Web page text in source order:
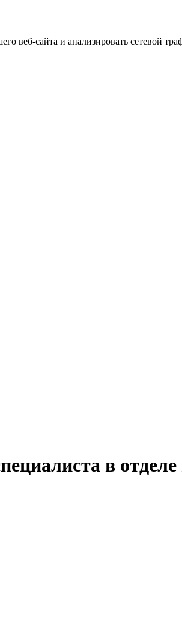
веб-сайта и анализировать сетевой
в